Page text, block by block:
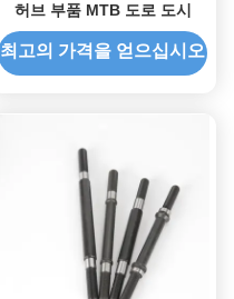
허브 부품 MTB 도로 도시
최고의 가격을 얻으십시오